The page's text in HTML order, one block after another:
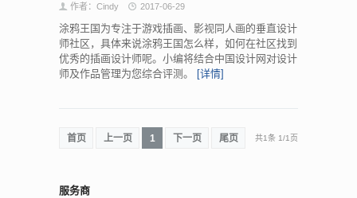
作者：Cindy 2017-06-29
涂鸦王国为专注于游戏插画、影视同人画的垂直设计
师社区，具体来说涂鸦王国怎么样，如何在社区找到
优秀的插画设计师呢。小编将结合中国设计网对设计
师及作品管理为您综合评测。 [详情]
首页 上一页 1 下一页 尾页 共1条 1/1页
服务商